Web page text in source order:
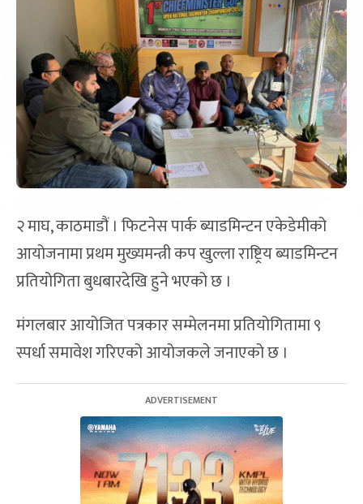
२ माघ, काठमाडौं । फिटनेस पार्क ब्याडमिन्टन एकेडेमीको
आयोजनामा प्रथम मुख्यमन्त्री कप खुल्ला राष्ट्रिय ब्याडमिन्टन
प्रतियोगिता बुधबारदेखि हुने भएको छ ।
मंगलबार आयोजित पत्रकार सम्मेलनमा प्रतियोगितामा ९
स्पर्धा समावेश गरिएको आयोजकले जनाएको छ ।